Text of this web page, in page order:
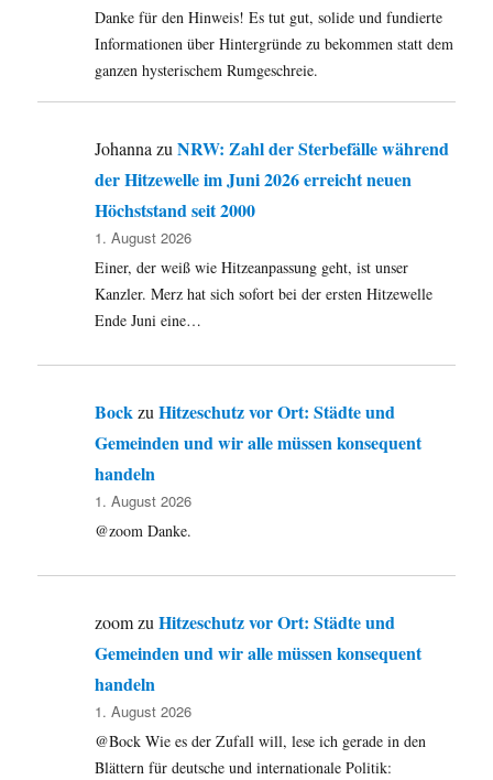
Sundern,
ein
aus
der
Danke für den Hinweis! Es tut gut, solide und fundierte
Informationen über Hintergründe zu bekommen statt dem
ganzen hysterischem Rumgeschreie.
JohannazuNRW: Zahl der Sterbefälle während
der Hitzewelle im Juni 2026 erreicht neuen
Höchststand seit 2000
1. August 2026
Einer, der weiß wie Hitzeanpassung geht, ist unser
Kanzler. Merz hat sich sofort bei der ersten Hitzewelle
Ende Juni eine…
BockzuHitzeschutz vor Ort: Städte und
Gemeinden und wir alle müssen konsequent
handeln
1. August 2026
@zoom Danke.
zoomzuHitzeschutz vor Ort: Städte und
Gemeinden und wir alle müssen konsequent
handeln
1. August 2026
@Bock Wie es der Zufall will, lese ich gerade in den
Blättern für deutsche und internationale Politik: